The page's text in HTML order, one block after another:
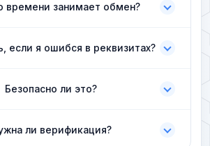
времени занимает обмен?
если я ошибся в реквизитах?
Безопасно ли это?
ли верификация?